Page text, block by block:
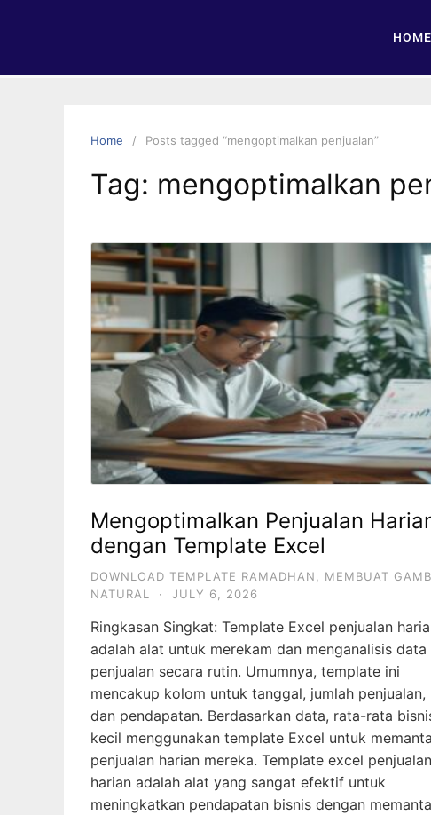
HOME
Home Posts tagged “mengoptimalkan penjualan”
Tag: mengoptimalkan
Mengoptimalkan Penjualan
dengan Template Excel
DOWNLOAD TEMPLATE RAMADHAN
MEMBUAT
NATURAL
· JULY 6, 2026
Ringkasan Singkat: Template Excel penjualan
adalah alat untuk merekam dan menganalisis data
penjualan secara rutin. Umumnya, template ini
mencakup kolom untuk tanggal, jumlah penjualan,
dan pendapatan. Berdasarkan data, rata-rata
kecil menggunakan template Excel untuk
penjualan harian mereka. Template excel penjualan
harian adalah alat yang sangat efektif untuk
meningkatkan pendapatan bisnis dengan